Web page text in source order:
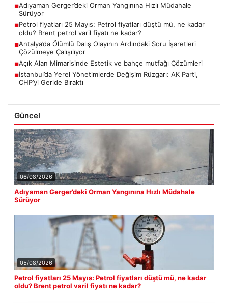
■Adıyaman Gerger’deki Orman Yangınına Hızlı Müdahale
Sürüyor
■Petrol fiyatları 25 Mayıs: Petrol fiyatları düştü mü, ne kadar
oldu? Brent petrol varil fiyatı ne kadar?
■Antalya’da Ölümlü Dalış Olayının Ardındaki Soru İşaretleri
Çözülmeye Çalışılıyor
■Açık Alan Mimarisinde Estetik ve bahçe mutfağı Çözümleri
■İstanbul’da Yerel Yönetimlerde Değişim Rüzgarı: AK Parti,
CHP’yi Geride Bıraktı
Güncel
06/08/2026
Adıyaman Gerger’deki Orman Yangınına Hızlı Müdahale
Sürüyor
05/08/2026
Petrol fiyatları 25 Mayıs: Petrol fiyatları düştü mü, ne kadar
oldu? Brent petrol varil fiyatı ne kadar?